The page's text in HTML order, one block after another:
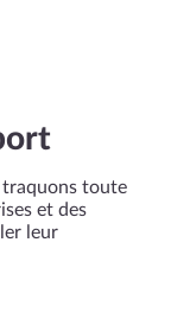
traquons toute
et des
leur